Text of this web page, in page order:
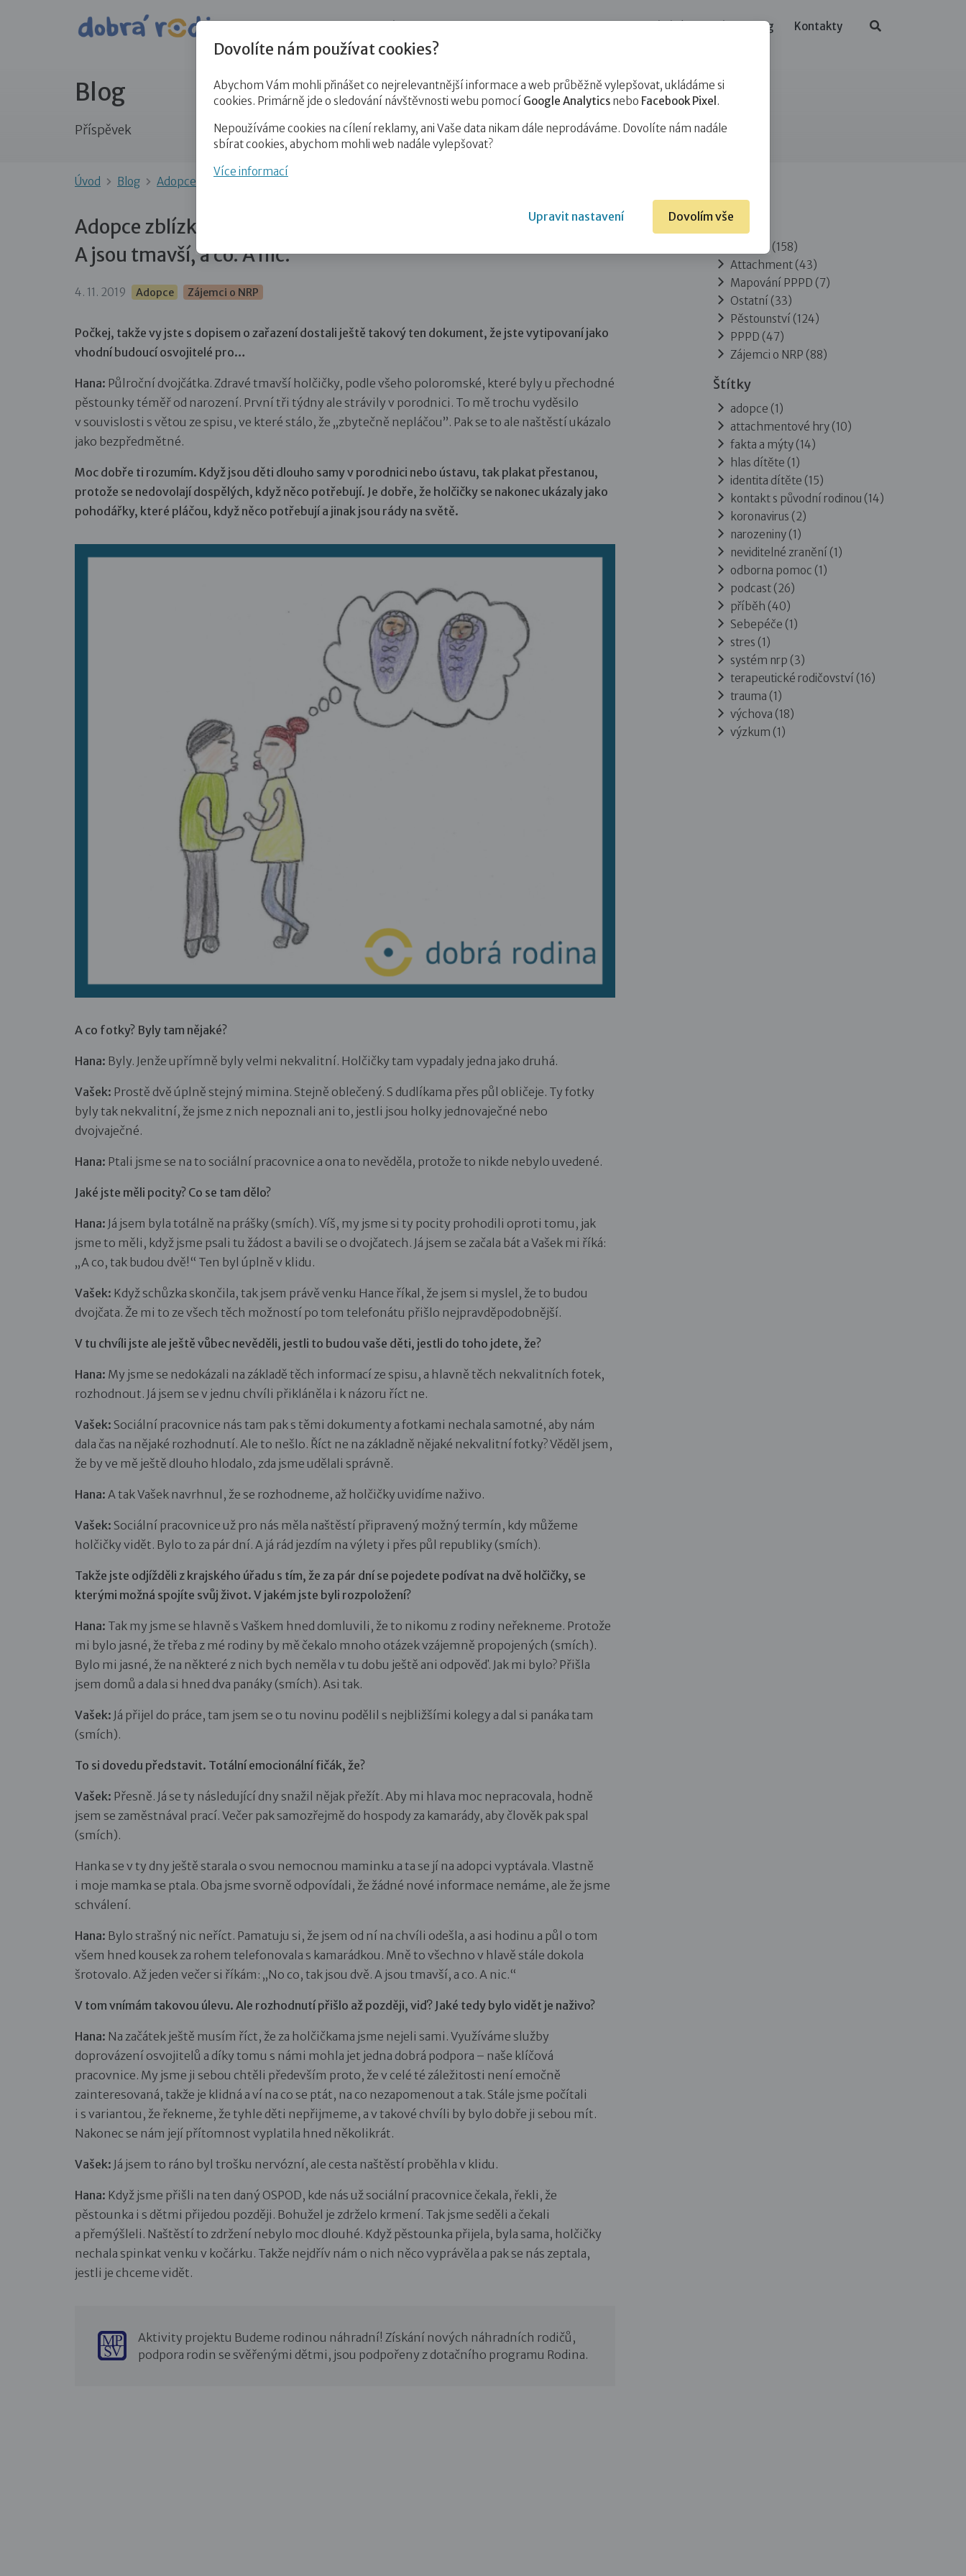
Blog Kontakty
Blog
Příspěvek
Úvod Blog Adopce Adopce zblízka: Jeden večer jsem si řekla: „No co,…
Adopce zblízka: Jeden večer jsem si řekla: „No co, tak jsou dvě.
A jsou tmavší, a co. A nic.“
4. 11. 2019 Adopce Zájemci o NRP
Počkej, takže vy jste s dopisem o zařazení dostali ještě takový ten dokument, že jste vytipovaní jako
vhodní budoucí osvojitelé pro…
Hana: Půlroční dvojčátka. Zdravé tmavší holčičky, podle všeho poloromské, které byly u přechodné
pěstounky téměř od narození. První tři týdny ale strávily v porodnici. To mě trochu vyděsilo
v souvislosti s větou ze spisu, ve které stálo, že „zbytečně nepláčou”. Pak se to ale naštěstí ukázalo
jako bezpředmětné.
Moc dobře ti rozumím. Když jsou děti dlouho samy v porodnici nebo ústavu, tak plakat přestanou,
protože se nedovolají dospělých, když něco potřebují. Je dobře, že holčičky se nakonec ukázaly jako
pohodářky, které pláčou, když něco potřebují a jinak jsou rády na světě.
A co fotky? Byly tam nějaké?
Hana: Byly. Jenže upřímně byly velmi nekvalitní. Holčičky tam vypadaly jedna jako druhá.
Vašek: Prostě dvě úplně stejný mimina. Stejně oblečený. S dudlíkama přes půl obličeje. Ty fotky
byly tak nekvalitní, že jsme z nich nepoznali ani to, jestli jsou holky jednovaječné nebo
dvojvaječné.
Hana: Ptali jsme se na to sociální pracovnice a ona to nevěděla, protože to nikde nebylo uvedené.
Jaké jste měli pocity? Co se tam dělo?
Hana: Já jsem byla totálně na prášky (smích). Víš, my jsme si ty pocity prohodili oproti tomu, jak
jsme to měli, když jsme psali tu žádost a bavili se o dvojčatech. Já jsem se začala bát a Vašek mi říká:
„A co, tak budou dvě!“ Ten byl úplně v klidu.
Vašek: Když schůzka skončila, tak jsem právě venku Hance říkal, že jsem si myslel, že to budou
dvojčata. Že mi to ze všech těch možností po tom telefonátu přišlo nejpravděpodobnější.
V tu chvíli jste ale ještě vůbec nevěděli, jestli to budou vaše děti, jestli do toho jdete, že?
Hana: My jsme se nedokázali na základě těch informací ze spisu, a hlavně těch nekvalitních fotek,
rozhodnout. Já jsem se v jednu chvíli přikláněla i k názoru říct ne.
Vašek: Sociální pracovnice nás tam pak s těmi dokumenty a fotkami nechala samotné, aby nám
dala čas na nějaké rozhodnutí. Ale to nešlo. Říct ne na základně nějaké nekvalitní fotky? Věděl jsem,
že by ve mě ještě dlouho hlodalo, zda jsme udělali správně.
Hana: A tak Vašek navrhnul, že se rozhodneme, až holčičky uvidíme naživo.
Vašek: Sociální pracovnice už pro nás měla naštěstí připravený možný termín, kdy můžeme
holčičky vidět. Bylo to za pár dní. A já rád jezdím na výlety i přes půl republiky (smích).
Takže jste odjížděli z krajského úřadu s tím, že za pár dní se pojedete podívat na dvě holčičky, se
kterými možná spojíte svůj život. V jakém jste byli rozpoložení?
Hana: Tak my jsme se hlavně s Vaškem hned domluvili, že to nikomu z rodiny neřekneme. Protože
mi bylo jasné, že třeba z mé rodiny by mě čekalo mnoho otázek vzájemně propojených (smích).
Bylo mi jasné, že na některé z nich bych neměla v tu dobu ještě ani odpověď. Jak mi bylo? Přišla
jsem domů a dala si hned dva panáky (smích). Asi tak.
Vašek: Já přijel do práce, tam jsem se o tu novinu podělil s nejbližšími kolegy a dal si panáka tam
(smích).
To si dovedu představit. Totální emocionální fičák, že?
Vašek: Přesně. Já se ty následující dny snažil nějak přežít. Aby mi hlava moc nepracovala, hodně
jsem se zaměstnával prací. Večer pak samozřejmě do hospody za kamarády, aby člověk pak spal
(smích).
Hanka se v ty dny ještě starala o svou nemocnou maminku a ta se jí na adopci vyptávala. Vlastně
i moje mamka se ptala. Oba jsme svorně odpovídali, že žádné nové informace nemáme, ale že jsme
schválení.
Hana: Bylo strašný nic neříct. Pamatuju si, že jsem od ní na chvíli odešla, a asi hodinu a půl o tom
všem hned kousek za rohem telefonovala s kamarádkou. Mně to všechno v hlavě stále dokola
šrotovalo. Až jeden večer si říkám: „No co, tak jsou dvě. A jsou tmavší, a co. A nic.“
V tom vnímám takovou úlevu. Ale rozhodnutí přišlo až později, viď? Jaké tedy bylo vidět je naživo?
Hana: Na začátek ještě musím říct, že za holčičkama jsme nejeli sami. Využíváme služby
doprovázení osvojitelů a díky tomu s námi mohla jet jedna dobrá podpora – naše klíčová
pracovnice. My jsme ji sebou chtěli především proto, že v celé té záležitosti není emočně
zainteresovaná, takže je klidná a ví na co se ptát, na co nezapomenout a tak. Stále jsme počítali
i s variantou, že řekneme, že tyhle děti nepřijmeme, a v takové chvíli by bylo dobře ji sebou mít.
Nakonec se nám její přítomnost vyplatila hned několikrát.
Vašek: Já jsem to ráno byl trošku nervózní, ale cesta naštěstí proběhla v klidu.
Hana: Když jsme přišli na ten daný OSPOD, kde nás už sociální pracovnice čekala, řekli, že
pěstounka i s dětmi přijedou později. Bohužel je zdrželo krmení. Tak jsme seděli a čekali
a přemýšleli. Naštěstí to zdržení nebylo moc dlouhé. Když pěstounka přijela, byla sama, holčičky
nechala spinkat venku v kočárku. Takže nejdřív nám o nich něco vyprávěla a pak se nás zeptala,
jestli je chceme vidět.
Aktivity projektu Budeme rodinou náhradní! Získání nových náhradních rodičů,
podpora rodin se svěřenými dětmi, jsou podpořeny z dotačního programu Rodina.
Rubriky
Adopce(158)
Attachment(43)
Mapování PPPD (7)
Ostatní (33)
Pěstounství (124)
PPPD (47)
Zájemci o NRP (88)
Štítky
adopce (1)
attachmentové hry (10)
fakta a mýty (14)
hlas dítěte (1)
identita dítěte (15)
kontakt s původní rodinou (14)
koronavirus (2)
narozeniny (1)
neviditelné zranění (1)
odborna pomoc (1)
podcast (26)
příběh (40)
Sebepéče (1)
stres (1)
systém nrp (3)
terapeutické rodičovství (16)
trauma (1)
výchova (18)
výzkum (1)
Dovolíte nám používat cookies?
Abychom Vám mohli přinášet co nejrelevantnější informace a web průběžně vylepšovat, ukládáme si
cookies. Primárně jde o sledování návštěvnosti webu pomocí Google Analytics nebo Facebook Pixel .
Nepoužíváme cookies na cílení reklamy, ani Vaše data nikam dále neprodáváme. Dovolíte nám nadále
sbírat cookies, abychom mohli web nadále vylepšovat?
Více informací
Upravit nastavení Dovolím vše